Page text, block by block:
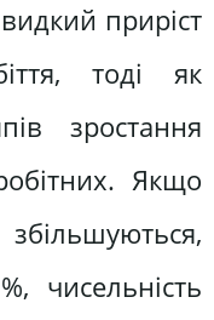
приріст
тоді як
зростання
Якщо
чисельність